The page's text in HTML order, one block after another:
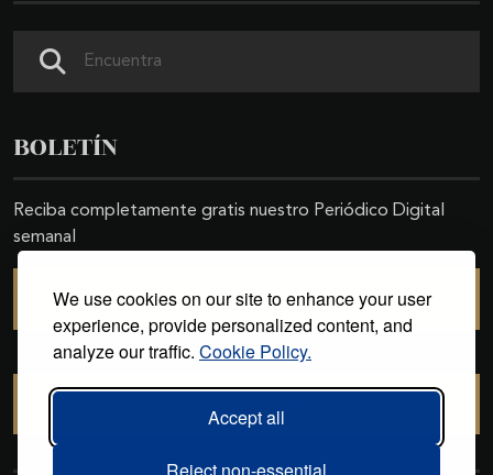
We use cookies on our site to enhance your user
experience, provide personalized content, and
analyze our traffic. Cookie Policy.
Accept all
BOLETÍN
Reciba completamente gratis nuestro Periódico Digital
semanal
SUSCRIBIRSE